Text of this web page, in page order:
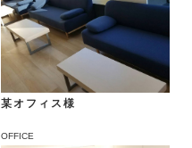
某オフィス様
OFFICE